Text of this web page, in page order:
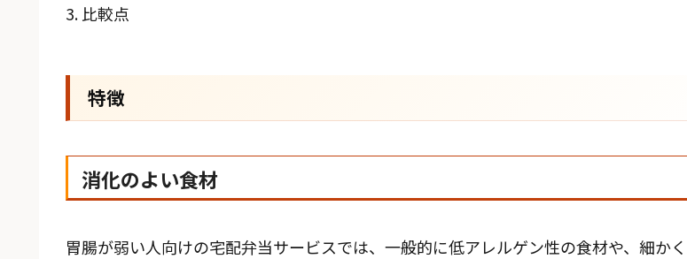
3. 比較点
特徴
消化のよい食材
胃腸が弱い人向けの宅配弁当サービスでは、一般的に低アレルゲン性の食材や、細か